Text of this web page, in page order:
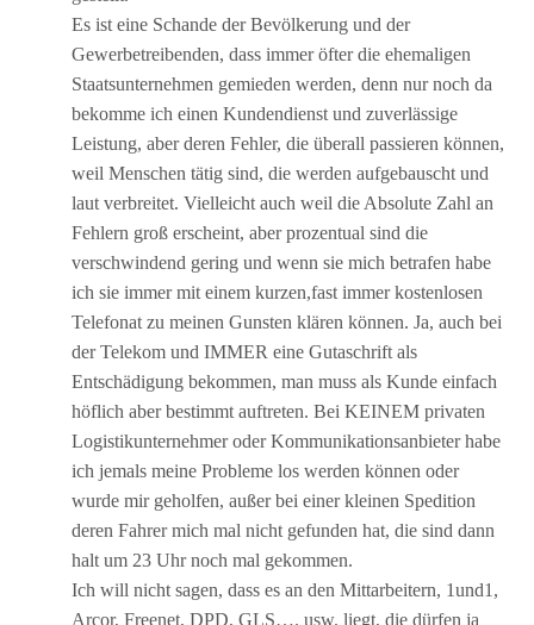
Es ist eine Schande der Bevölkerung und der
Gewerbetreibenden, dass immer öfter die ehemaligen
Staatsunternehmen gemieden werden, denn nur noch da
bekomme ich einen Kundendienst und zuverlässige
Leistung, aber deren Fehler, die überall passieren können,
weil Menschen tätig sind, die werden aufgebauscht und
laut verbreitet. Vielleicht auch weil die Absolute Zahl an
Fehlern groß erscheint, aber prozentual sind die
verschwindend gering und wenn sie mich betrafen habe
ich sie immer mit einem kurzen,fast immer kostenlosen
Telefonat zu meinen Gunsten klären können. Ja, auch bei
der Telekom und IMMER eine Gutaschrift als
Entschädigung bekommen, man muss als Kunde einfach
höflich aber bestimmt auftreten. Bei KEINEM privaten
Logistikunternehmer oder Kommunikationsanbieter habe
ich jemals meine Probleme los werden können oder
wurde mir geholfen, außer bei einer kleinen Spedition
deren Fahrer mich mal nicht gefunden hat, die sind dann
halt um 23 Uhr noch mal gekommen.
Ich will nicht sagen, dass es an den Mittarbeitern, 1und1,
Arcor, Freenet, DPD, GLS…. usw. liegt, die dürfen ja